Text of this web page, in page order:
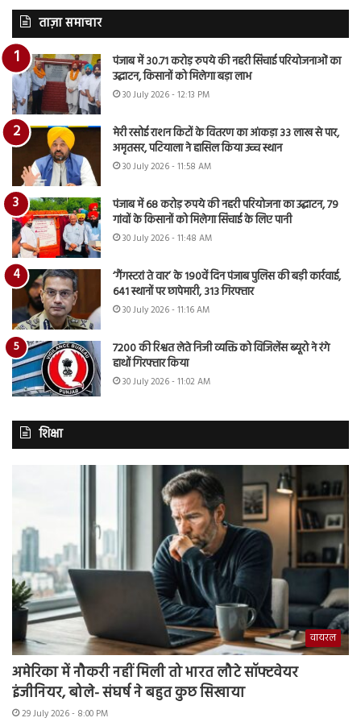
ताज़ा समाचार
पंजाब में 30.71 करोड़ रुपये की नहरी सिंचाई परियोजनाओं का
उद्घाटन, किसानों को मिलेगा बड़ा लाभ
30 July 2026 - 12:13 PM
मेरी रसोई राशन किटों के वितरण का आंकड़ा 33 लाख से पार,
अमृतसर, पटियाला ने हासिल किया उच्च स्थान
30 July 2026 - 11:58 AM
पंजाब में 68 करोड़ रुपये की नहरी परियोजना का उद्घाटन, 79
गांवों के किसानों को मिलेगा सिंचाई के लिए पानी
30 July 2026 - 11:48 AM
‘गैंगस्टरां ते वार’ के 190वें दिन पंजाब पुलिस की बड़ी कार्रवाई,
641 स्थानों पर छापेमारी, 313 गिरफ्तार
30 July 2026 - 11:16 AM
7200 की रिश्वत लेते निजी व्यक्ति को विजिलेंस ब्यूरो ने रंगे
हाथों गिरफ्तार किया
30 July 2026 - 11:02 AM
शिक्षा
वायरल
अमेरिका में नौकरी नहीं मिली तो भारत लौटे सॉफ्टवेयर
इंजीनियर, बोले- संघर्ष ने बहुत कुछ सिखाया
29 July 2026 - 8:00 PM